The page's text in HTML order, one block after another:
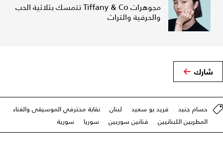
مجوهرات Tiffany & Co تتمسك بثلاثية الحب
والحرفية والتراث
شارك
حسام جنيد فريد بو سعيد لبنان
نقابة محترفي الموسيقى والغناء
المطربين اللبنانيين
فنانين سوريين سوريا سورية